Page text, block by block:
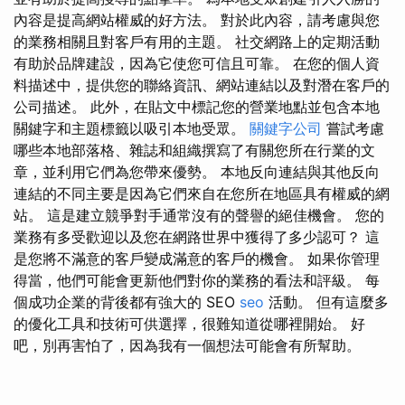
內容是提高網站權威的好方法。 對於此內容，請考慮與您
的業務相關且對客戶有用的主題。 社交網路上的定期活動
有助於品牌建設，因為它使您可信且可靠。 在您的個人資
料描述中，提供您的聯絡資訊、網站連結以及對潛在客戶的
公司描述。 此外，在貼文中標記您的營業地點並包含本地
關鍵字和主題標籤以吸引本地受眾。 關鍵字公司 嘗試考慮
哪些本地部落格、雜誌和組織撰寫了有關您所在行業的文
章，並利用它們為您帶來優勢。 本地反向連結與其他反向
連結的不同主要是因為它們來自在您所在地區具有權威的網
站。 這是建立競爭對手通常沒有的聲譽的絕佳機會。 您的
業務有多受歡迎以及您在網路世界中獲得了多少認可？ 這
是您將不滿意的客戶變成滿意的客戶的機會。 如果你管理
得當，他們可能會更新他們對你的業務的看法和評級。 每
個成功企業的背後都有強大的 SEO seo 活動。 但有這麼多
的優化工具和技術可供選擇，很難知道從哪裡開始。 好
吧，別再害怕了，因為我有一個想法可能會有所幫助。